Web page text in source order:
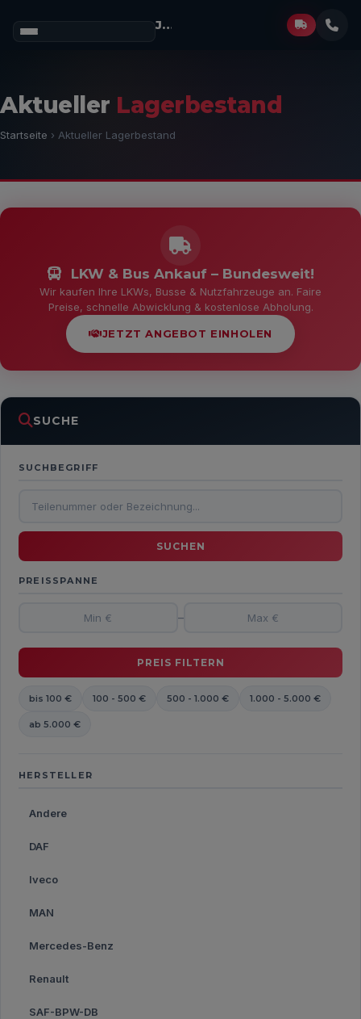
Josef Müller
Aktueller Lagerbestand
Startseite › Aktueller Lagerbestand
LKW & Bus Ankauf – Bundesweit!
Wir kaufen Ihre LKWs, Busse & Nutzfahrzeuge an. Faire
Preise, schnelle Abwicklung & kostenlose Abholung.
JETZT ANGEBOT EINHOLEN
SUCHE
SUCHBEGRIFF
PREISSPANNE
–
bis 100 € 100 - 500 € 500 - 1.000 € 1.000 - 5.000 €
ab 5.000 €
HERSTELLER
Andere
DAF
Iveco
MAN
Mercedes-Benz
Renault
SAF-BPW-DB